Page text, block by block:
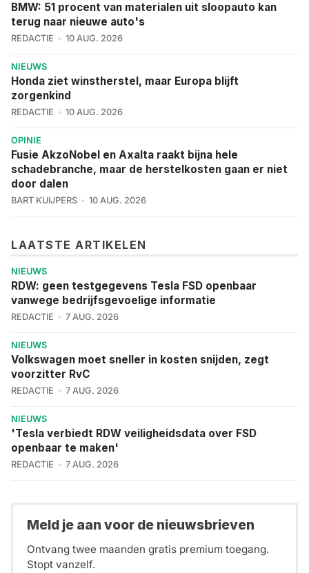
BMW: 51 procent van materialen uit sloopauto kan
terug naar nieuwe auto's
REDACTIE 10 AUG. 2026
NIEUWS
Honda ziet winstherstel, maar Europa blijft
zorgenkind
REDACTIE 10 AUG. 2026
OPINIE
Fusie AkzoNobel en Axalta raakt bijna hele
schadebranche, maar de herstelkosten gaan er niet
door dalen
BART KUIJPERS 10 AUG. 2026
LAATSTE ARTIKELEN
NIEUWS
RDW: geen testgegevens Tesla FSD openbaar
vanwege bedrijfsgevoelige informatie
REDACTIE 7 AUG. 2026
NIEUWS
Volkswagen moet sneller in kosten snijden, zegt
voorzitter RvC
REDACTIE 7 AUG. 2026
NIEUWS
'Tesla verbiedt RDW veiligheidsdata over FSD
openbaar te maken'
REDACTIE 7 AUG. 2026
Meld je aan voor de nieuwsbrieven
Ontvang twee maanden gratis premium toegang.
Stopt vanzelf.